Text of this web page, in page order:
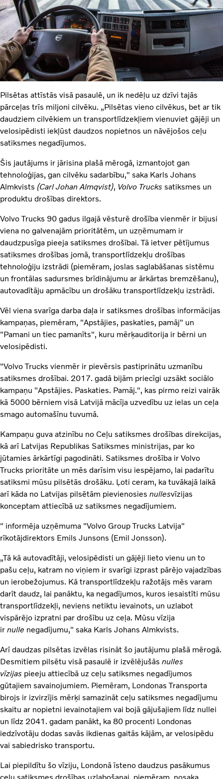
Pilsētas attīstās visā pasaulē, un ik nedēļu uz dzīvi tajās
pārceļas trīs miljoni cilvēku. „Pilsētas vieno cilvēkus, bet ar tik
daudziem cilvēkiem un transportlīdzekļiem vienuviet gājēji un
velosipēdisti iekļūst daudzos nopietnos un nāvējošos ceļu
satiksmes negadījumos.
Šis jautājums ir jārisina plašā mērogā, izmantojot gan
tehnoloģijas, gan cilvēku sadarbību," saka Karls Johans
Almkvists (Carl Johan Almqvist), Volvo Trucks satiksmes un
produktu drošības direktors.
Volvo Trucks 90 gadus ilgajā vēsturē drošība vienmēr ir bijusi
viena no galvenajām prioritātēm, un uzņēmumam ir
daudzpusīga pieeja satiksmes drošībai. Tā ietver pētījumus
satiksmes drošības jomā, transportlīdzekļu drošības
tehnoloģiju izstrādi (piemēram, joslas saglabāšanas sistēmu
un frontālas sadursmes brīdinājumu ar ārkārtas bremzēšanu),
autovadītāju apmācību un drošāku transportlīdzekļu izstrādi.
Vēl viena svarīga darba daļa ir satiksmes drošības informācijas
kampaņas, piemēram, "Apstājies, paskaties, pamāj" un
"Pamani un tiec pamanīts", kuru mērķauditorija ir bērni un
velosipēdisti.
"Volvo Trucks vienmēr ir pievērsis pastiprinātu uzmanību
satiksmes drošībai. 2017. gadā bijām priecīgi uzsākt sociālo
kampaņu "Apstājies. Paskaties. Pamāj.", kas pirmo reizi vairāk
kā 5000 bērniem visā Latvijā mācīja uzvedību uz ielas un ceļa
smago automašīnu tuvumā.
Kampaņu guva atzinību no Ceļu satiksmes drošības direkcijas,
kā arī Latvijas Republikas Satiksmes ministrijas, par ko
jūtamies ārkārtīgi pagodināti. Satiksmes drošība ir Volvo
Trucks prioritāte un mēs darīsim visu iespējamo, lai padarītu
satiksmi mūsu pilsētās drošāku. Ļoti ceram, ka tuvākajā laikā
arī kāda no Latvijas pilsētām pievienosies nullesvīzijas
konceptam attiecībā uz satiksmes negadījumiem.
" informēja uzņēmuma "Volvo Group Trucks Latvija"
rīkotājdirektors Emils Junsons (Emil Jonsson).
„Tā kā autovadītāji, velosipēdisti un gājēji lieto vienu un to
pašu ceļu, katram no viņiem ir svarīgi izprast pārējo vajadzības
un ierobežojumus. Kā transportlīdzekļu ražotājs mēs varam
darīt daudz, lai panāktu, ka negadījumos, kuros iesaistīti mūsu
transportlīdzekļi, neviens netiktu ievainots, un uzlabot
vispārējo izpratni par drošību uz ceļa. Mūsu vīzija
ir nulle negadījumu," saka Karls Johans Almkvists.
Arī daudzas pilsētas izvēlas risināt šo jautājumu plašā mērogā.
Desmitiem pilsētu visā pasaulē ir izvēlējušās nulles
vīzijas pieeju attiecībā uz ceļu satiksmes negadījumos
gūtajiem savainojumiem. Piemēram, Londonas Transporta
birojs ir izvirzījis mērķi samazināt ceļu satiksmes negadījumu
skaitu ar nopietni ievainotajiem vai bojā gājušajiem līdz nullei
un līdz 2041. gadam panākt, ka 80 procenti Londonas
iedzīvotāju dodas savās ikdienas gaitās kājām, ar velosipēdu
vai sabiedrisko transportu.
Lai piepildītu šo vīziju, Londonā īsteno daudzus pasākumus